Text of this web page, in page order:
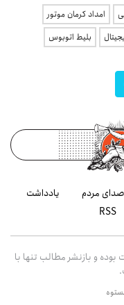
امداد کرمان موتور
بلیط اتوبوس
صدای مردم
یادداشت
RSS
و بازنشر مطالب تنها با